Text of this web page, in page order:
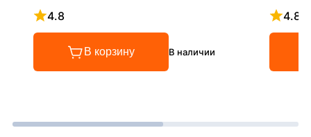
4.8
Рейтинг 4.8 из 5
В корзину В наличии
4.8